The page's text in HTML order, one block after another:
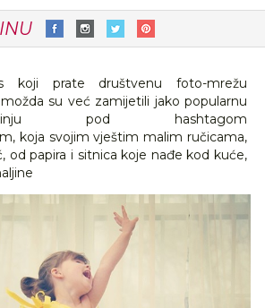
koji prate društvenu foto-mrežu
su već zamijetili jako popularnu
pod hashtagom
koja svojim vještim malim ručicama,
od papira i sitnica koje nađe kod kuće,